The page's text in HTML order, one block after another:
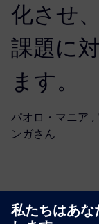
化させ
課題に
ます。
パオロ・マニア ,
ンガさん